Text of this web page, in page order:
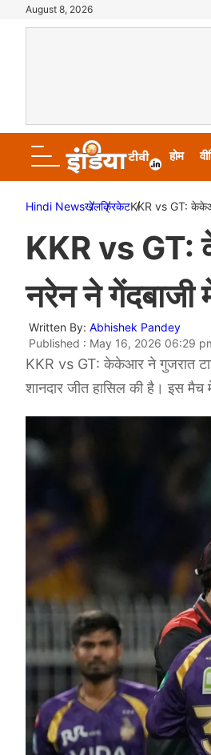
August 8, 2026
होम
Hindi Newsखेलक्रिकेटKKR vs GT:
KKR vs GT:
नरेन ने गेंदबाजी
Written By: Abhishek Pandey
Published : May 16, 2026 06:29
KKR vs GT: केकेआर ने गुजरात
शानदार जीत हासिल की है। इस मैच